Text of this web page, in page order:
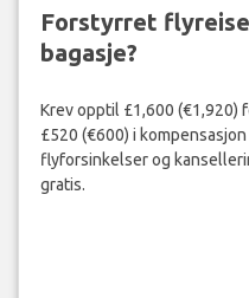
Forstyrret
bagasje?
Krev opptil £1,600
£520 (€600) i
flyforsinkelser og
gratis.